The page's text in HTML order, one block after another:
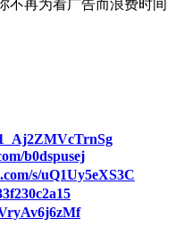
不再为看广告而浪费时间
b0dspusej
s/uQ1Uy5eXS3C